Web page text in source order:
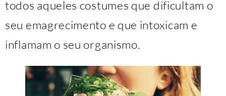
todos aqueles costumes que dificultam o
seu emagrecimento e que intoxicam e
inflamam o seu organismo.